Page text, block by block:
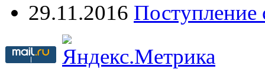
29.11.2016 Поступление